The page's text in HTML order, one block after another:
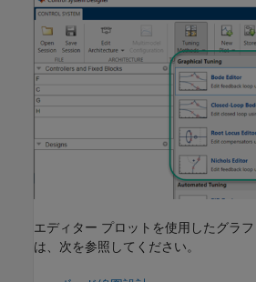
エディター プロットを使用したグラ
は、次を参照してください。